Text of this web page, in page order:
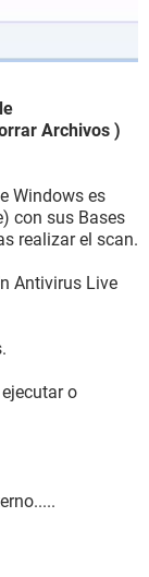
Archivos )
Windows es
con sus Bases
realizar el scan.
Antivirus Live
o